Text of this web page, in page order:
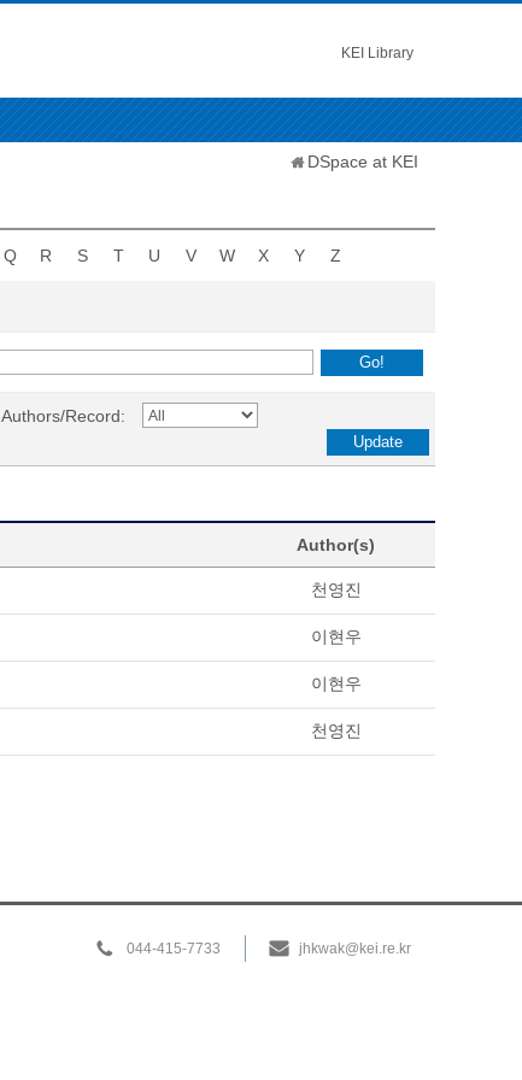
KEI Library
DSpace at KEI
Q R S T U V W X Y Z
Authors/Record:
Author(s)
천영진
이현우
이현우
천영진
044-415-7733 jhkwak@kei.re.kr